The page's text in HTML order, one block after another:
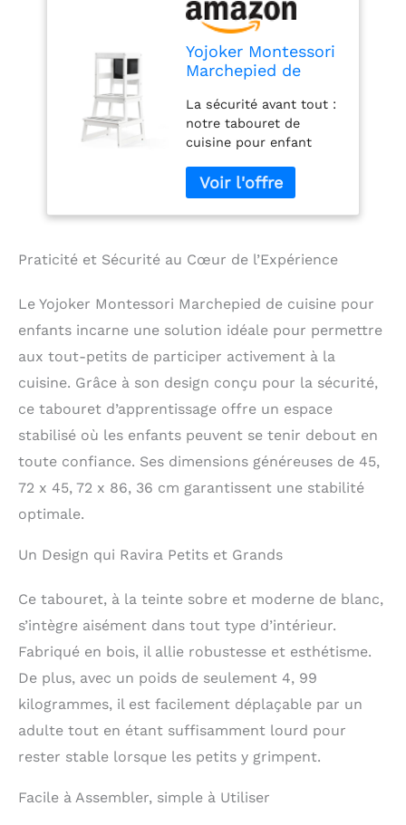
Yojoker Montessori
Marchepied de
enfants – Tour
debout pour tout-
petits, tabouret de
cuisine pour tout-
petits, tabouret
d'apprentissage
pour enfants avec
tapis
La sécurité avant tout :
notre tabouret de
cuisine pour enfant
avec sa construction
robuste et son design
bien pensé, avec des
protection, des bandes
certification CPC,
garantissant la sécurité
de votre enfant. Tour de
cuisine pour enfant : le
pour enfant est un
incontournable pour les
parents qui cherchent à
engager leurs enfants
dans le monde
culinaire. La barre
offre une fonctionnalité
une utilisation pratique
sur le comptoir, l'évier
de la salle de bain ou
tout autre endroit où
votre enfant a besoin
une capacité de poids
robuste allant jusqu'à
68 kg, cette tour offre à
votre enfant un soutien
et une protection
Praticité et Sécurité au Cœur de l’Expérience
Le Yojoker Montessori Marchepied de cuisine pour
enfants incarne une solution idéale pour permettre
aux tout-petits de participer activement à la
cuisine. Grâce à son design conçu pour la sécurité,
ce tabouret d’apprentissage offre un espace
stabilisé où les enfants peuvent se tenir debout en
toute confiance. Ses dimensions généreuses de 45,
72 x 45, 72 x 86, 36 cm garantissent une stabilité
optimale.
Un Design qui Ravira Petits et Grands
Ce tabouret, à la teinte sobre et moderne de blanc,
s’intègre aisément dans tout type d’intérieur.
Fabriqué en bois, il allie robustesse et esthétisme.
De plus, avec un poids de seulement 4, 99
kilogrammes, il est facilement déplaçable par un
adulte tout en étant suffisamment lourd pour
rester stable lorsque les petits y grimpent.
Facile à Assembler, simple à Utiliser